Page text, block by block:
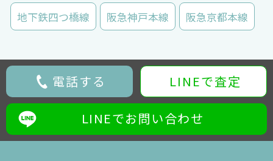
地下鉄四つ橋線 阪急神戸本線 阪急京都本線
電話する LINEで査定
LINEでお問い合わせ